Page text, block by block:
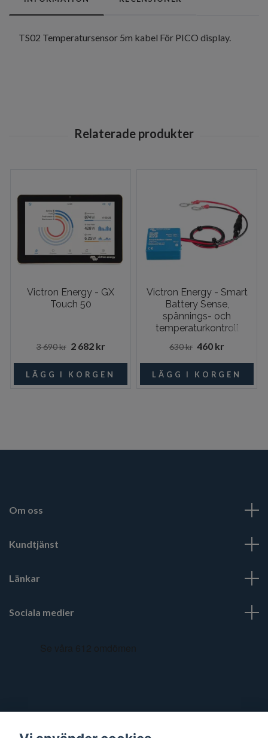
TS02 Temperatursensor 5m kabel För PICO display.
Victron Energy - GX
Touch 50
3 690 kr 2 682 kr
Victron Energy - Smart
Battery Sense,
spännings- och
temperaturkontroll
630 kr 460 kr
Om oss
Kundtjänst
Länkar
Sociala medier